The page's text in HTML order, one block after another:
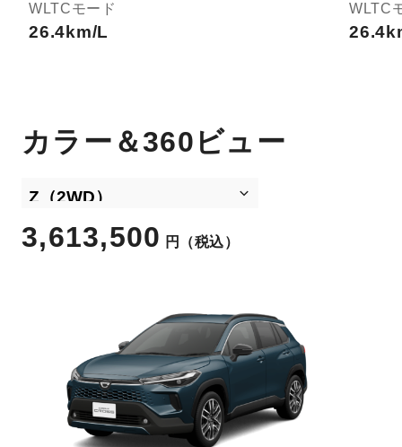
WLTCモード
26.4km/L
WLTC
カラー＆360ビュー
3,613,500 円 （税込）